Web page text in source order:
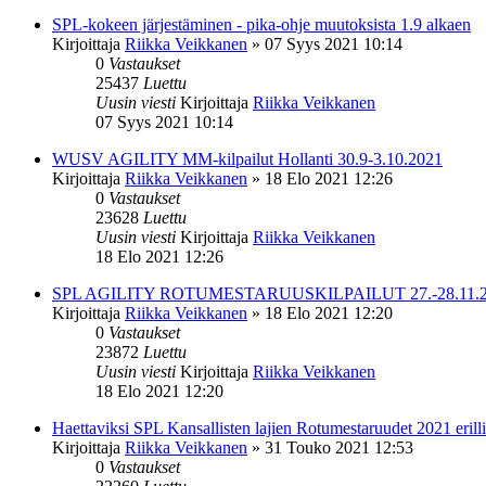
SPL-kokeen järjestäminen - pika-ohje muutoksista 1.9 alkaen
Kirjoittaja Riikka Veikkanen » 07 Syys 2021 10:14
0 Vastaukset
25437 Luettu
Uusin viesti Kirjoittaja Riikka Veikkanen
07 Syys 2021 10:14
WUSV AGILITY MM-kilpailut Hollanti 30.9-3.10.2021
Kirjoittaja Riikka Veikkanen » 18 Elo 2021 12:26
0 Vastaukset
23628 Luettu
Uusin viesti Kirjoittaja Riikka Veikkanen
18 Elo 2021 12:26
SPL AGILITY ROTUMESTARUUSKILPAILUT 27.-
Kirjoittaja Riikka Veikkanen » 18 Elo 2021 12:20
0 Vastaukset
23872 Luettu
Uusin viesti Kirjoittaja Riikka Veikkanen
18 Elo 2021 12:20
Haettaviksi SPL Kansallisten lajien Rotumestaruudet 2021
Kirjoittaja Riikka Veikkanen » 31 Touko 2021 12:53
0 Vastaukset